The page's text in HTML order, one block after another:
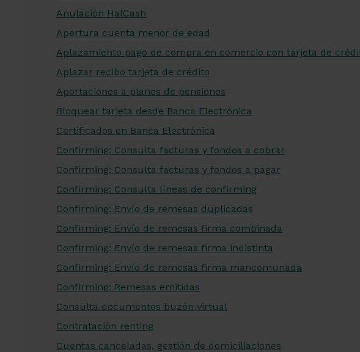
Anulación HalCash
Apertura cuenta menor de edad
Aplazamiento pago de compra en comercio con tarjeta de
Aplazar recibo tarjeta de crédito
Aportaciones a planes de pensiones
Bloquear tarjeta desde Banca Electrónica
Certificados en Banca Electrónica
Confirming: Consulta facturas y fondos a cobrar
Confirming: Consulta facturas y fondos a pagar
Confirming: Consulta líneas de confirming
Confirming: Envío de remesas duplicadas
Confirming: Envío de remesas firma combinada
Confirming: Envío de remesas firma indistinta
Confirming: Envío de remesas firma mancomunada
Confirming: Remesas emitidas
Consulta documentos buzón virtual
Contratación renting
Cuentas canceladas, gestión de domiciliaciones